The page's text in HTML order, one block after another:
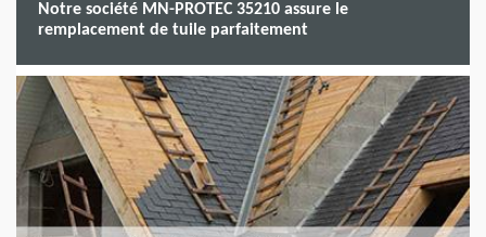
Notre société MN-PROTEC 35210 assure le
remplacement de tuile parfaitement